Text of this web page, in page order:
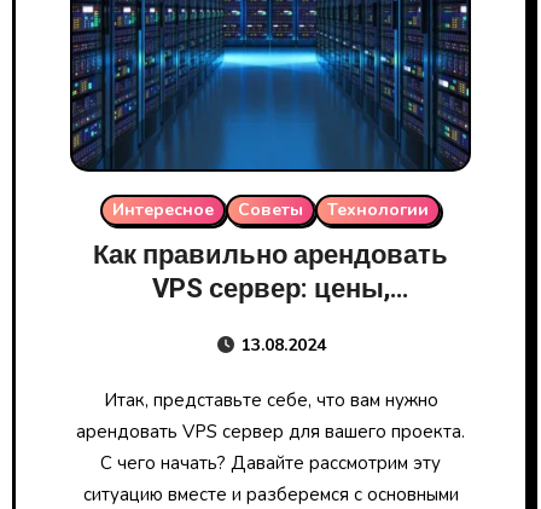
Интересное Советы Технологии
Как правильно арендовать
VPS сервер: цены,
провайдеры
13.08.2024
Итак, представьте себе, что вам нужно
арендовать VPS сервер для вашего проекта.
С чего начать? Давайте рассмотрим эту
ситуацию вместе и разберемся с основными